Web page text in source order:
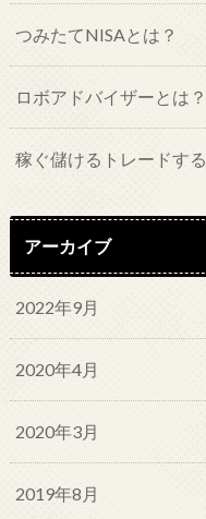
つみたてNISAとは？
ロボアドバイザーとは？
稼ぐ儲けるトレードする
アーカイブ
2022年9月
2020年4月
2020年3月
2019年8月